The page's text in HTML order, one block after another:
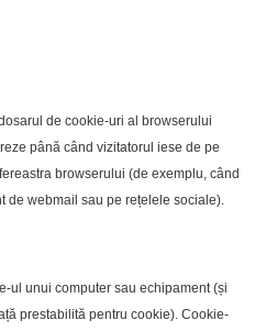
de cookie-uri al browserului
până când vizitatorul iese de pe
browserului (de exemplu, când
de webmail sau pe rețelele sociale).
ul unui computer sau echipament (și
prestabilită pentru cookie). Cookie-